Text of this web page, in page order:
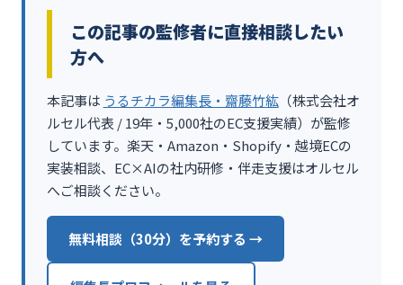
この記事の監修者に直接相談したい
方へ
本記事は うるチカラ編集長・齋藤竹紘（株式会社オ
ルセル代表 / 19年・5,000社のEC支援実績）が監修
しています。楽天・Amazon・Shopify・越境ECの
実装相談、EC×AIの社内研修・伴走支援はオルセル
へご相談ください。
無料相談（30分）を予約する →